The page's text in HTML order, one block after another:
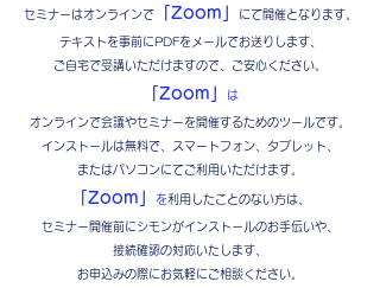
セミナーはオンラインで「Zoom」 にて開催となります。
テキストを事前にPDFをメールでお送りします、
ご自宅で受講いただけますので、ご安心ください。
「Zoom」 は
オンラインで会議やセミナーを開催するためのツールです。
インストールは無料で、スマートフォン、タブレット、
またはパソコンにてご利用いただけます。
「Zoom」 を利用したことのない方は、
セミナー開催前にシモンがインストールのお手伝いや、
接続確認の対応いたします、
お申込みの際にお気軽にご相談ください。